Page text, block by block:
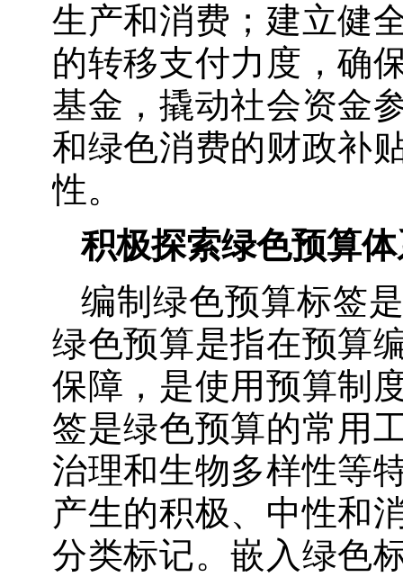
生产和消费；建立健
的转移支付力度，确
基金，撬动社会资金
和绿色消费的财政补
性。
积极探索绿色预算
编制绿色预算标签
绿色预算是指在预算
保障，是使用预算制
签是绿色预算的常用
治理和生物多样性等
产生的积极、中性和
分类标记。嵌入绿色